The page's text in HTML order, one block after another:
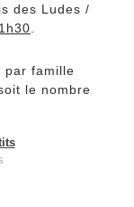
des Ludes /
par famille
le nombre